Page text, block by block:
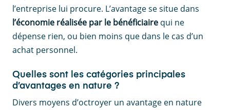
l’entreprise lui procure. L’avantage se situe dans
l’économie réalisée par le bénéficiaire qui ne
dépense rien, ou bien moins que dans le cas d’un
achat personnel.
Quelles sont les catégories principales
d’avantages en nature ?
Divers moyens d’octroyer un avantage en nature